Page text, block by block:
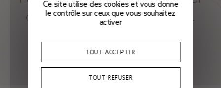
des organisations plus efficaces.
Ce site utilise des cookies et vous donne
le contrôle sur ceux que vous souhaitez
activer
TOUT ACCEPTER
TOUT REFUSER